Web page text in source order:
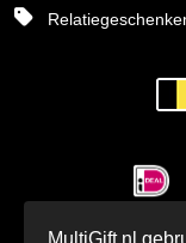
MultiGift.nl